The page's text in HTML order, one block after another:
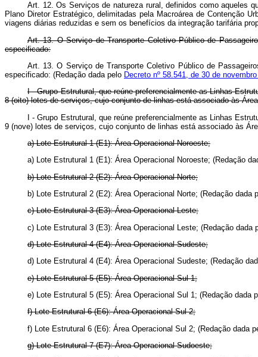
Art. 12. Os Serviços de natureza rural, definidos como aqueles
Plano Diretor Estratégico, delimitadas pela Macroárea de Contenção
viagens diárias reduzidas e sem os benefícios da integração tarifária
Art. 13. O Serviço de Transporte Coletivo Público de
especificado:
Art. 13. O Serviço de Transporte Coletivo Público de
especificado: (Redação dada pelo Decreto nº 58.541, de 30 de
I - Grupo Estrutural, que reúne preferencialmente as Linhas
8 (oito) lotes de serviços, cujo conjunto de linhas está associado às
I - Grupo Estrutural, que reúne preferencialmente as Linhas
9 (nove) lotes de serviços, cujo conjunto de linhas está associado às
a) Lote Estrutural 1 (E1): Área Operacional Noroeste;
a) Lote Estrutural 1 (E1): Área Operacional Noroeste; (Redação
b) Lote Estrutural 2 (E2): Área Operacional Norte;
b) Lote Estrutural 2 (E2): Área Operacional Norte; (Redação dada
c) Lote Estrutural 3 (E3): Área Operacional Leste;
c) Lote Estrutural 3 (E3): Área Operacional Leste; (Redação dada
d) Lote Estrutural 4 (E4): Área Operacional Sudeste;
d) Lote Estrutural 4 (E4): Área Operacional Sudeste; (Redação
e) Lote Estrutural 5 (E5): Área Operacional Sul 1;
e) Lote Estrutural 5 (E5): Área Operacional Sul 1; (Redação dada
f) Lote Estrutural 6 (E6): Área Operacional Sul 2;
f) Lote Estrutural 6 (E6): Área Operacional Sul 2; (Redação dada
g) Lote Estrutural 7 (E7): Área Operacional Sudoeste;